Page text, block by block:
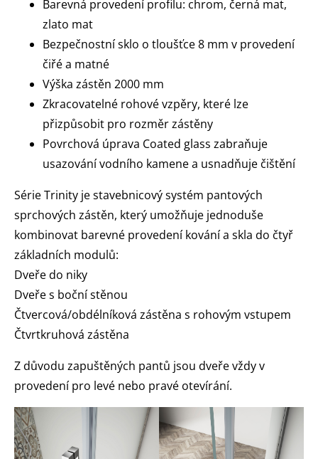
Barevná provedení profilu: chrom, černá mat,
zlato mat
Bezpečnostní sklo o tloušťce 8 mm v provedení
čiřé a matné
Výška zástěn 2000 mm
Zkracovatelné rohové vzpěry, které lze
přizpůsobit pro rozměr zástěny
Povrchová úprava Coated glass zabraňuje
usazování vodního kamene a usnadňuje čištění
Série Trinity je stavebnicový systém pantových
sprchových zástěn, který umožňuje jednoduše
kombinovat barevné provedení kování a skla do čtyř
základních modulů:
Dveře do niky
Dveře s boční stěnou
Čtvercová/obdélníková zástěna s rohovým vstupem
Čtvrtkruhová zástěna
Z důvodu zapuštěných pantů jsou dveře vždy v
provedení pro levé nebo pravé otevírání.